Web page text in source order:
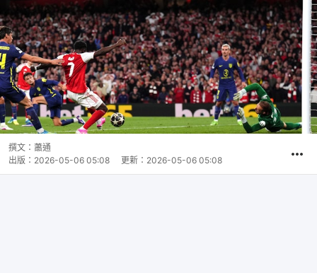
撰文： 蕭通
出版： 2026-05-06 05:08 更新： 2026-05-06 05:08